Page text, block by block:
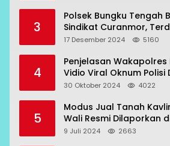
3
Polsek Bungku Tengah
Sindikat Curanmor,
Beraksi di 7 Lokasi
17 Desember 2024 5160
4
Penjelasan
Vidio Viral Oknum Polisi
Bahodopi
30 Oktober 2024 4022
5
Modus Jual Tanah
Wali Resmi Dilaporkan
9 Juli 2024 2663